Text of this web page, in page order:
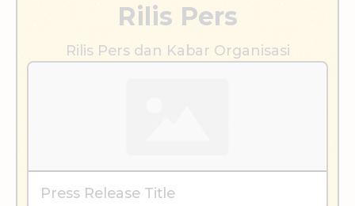
Rilis Pers
Rilis Pers dan Kabar Organisasi
Press Release Title